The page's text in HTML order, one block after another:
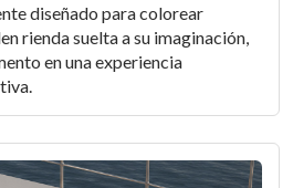
diseñado para colorear
rienda suelta a su imaginación,
en una experiencia